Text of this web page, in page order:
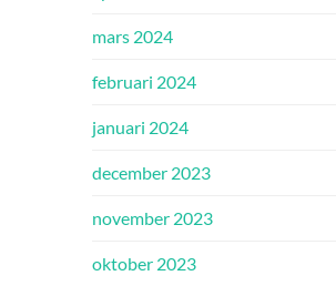
mars 2024
februari 2024
januari 2024
december 2023
november 2023
oktober 2023